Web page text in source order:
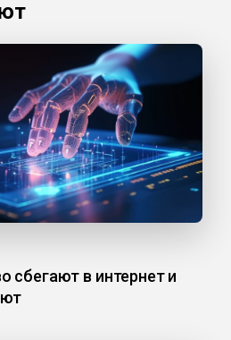
сбегают в интернет и